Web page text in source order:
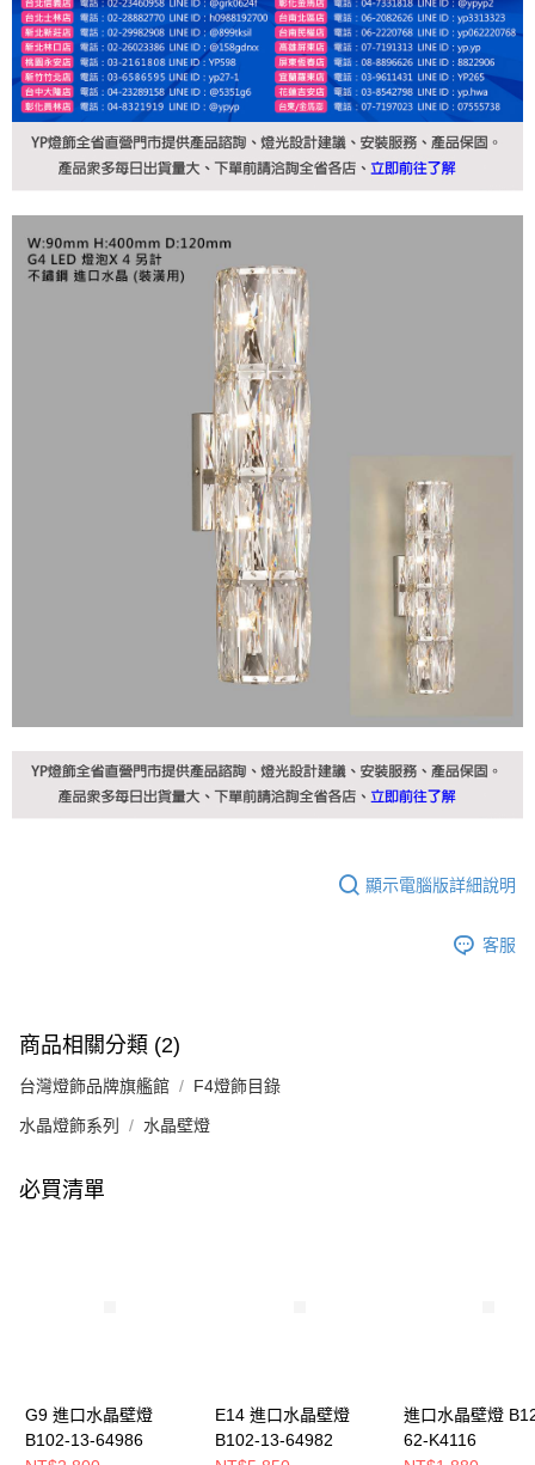
顯示電腦版詳細說明
客服
商品相關分類 (2)
台灣燈飾品牌旗艦館 F4燈飾目錄
水晶燈飾系列 水晶壁燈
必買清單
G9 進口水晶壁燈
B102-13-64986
E14 進口水晶壁燈
B102-13-64982
進口水晶壁燈
62-K4116